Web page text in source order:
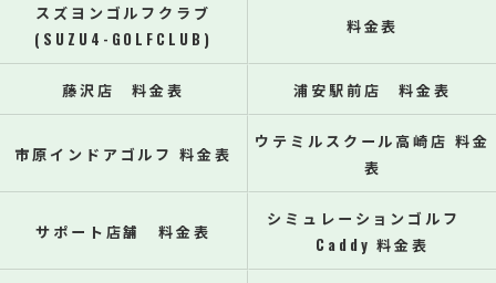
スズヨンゴルフクラブ
(SUZU4-GOLFCLUB)
料金表
藤沢店 料金表 浦安駅前店 料金表
市原インドアゴルフ 料金表
ウテミルスクール高崎店 料金
表
サポート店舗 料金表
シミュレーションゴルフ
Caddy 料金表